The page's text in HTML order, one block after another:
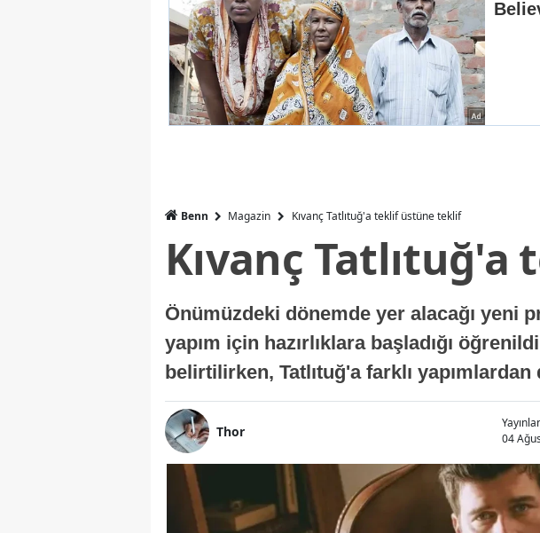
Benn Magazin Kıvanç Tatlıtuğ'a teklif üstüne teklif
Kıvanç
Önümüzdeki dönemde yer alacağı yeni
yapım için hazırlıklara başladığı
belirtilirken, Tatlıtuğ'a farklı
Thor
04